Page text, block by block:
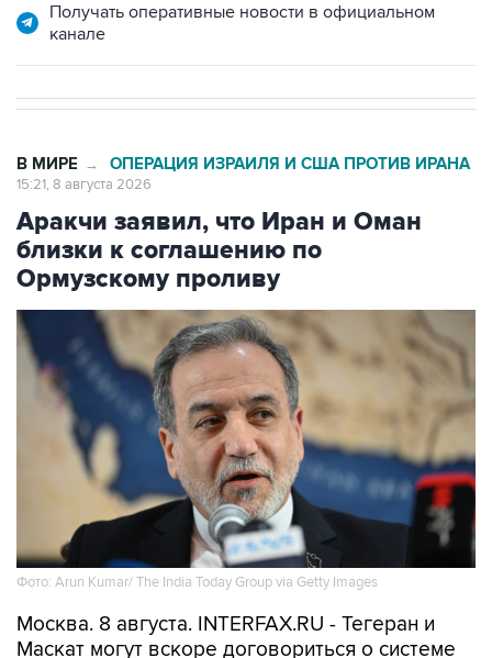
Получать оперативные новости в официальном
канале
В МИРЕ → ОПЕРАЦИЯ ИЗРАИЛЯ И США ПРОТИВ ИРАНА
15:21, 8 августа 2026
Аракчи заявил, что Иран и Оман
близки к соглашению по
Ормузскому проливу
Фото: Arun Kumar/ The India Today Group via Getty Images
Москва. 8 августа. INTERFAX.RU - Тегеран и
Маскат могут вскоре договориться о системе